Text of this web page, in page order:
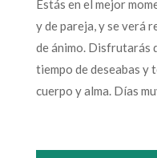
Estás en el mejor
y de pareja, y se verá
de ánimo. Disfrutarás
tiempo de deseabas y
cuerpo y alma. Días